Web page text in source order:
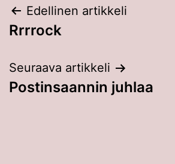
Artikkelien
selaus
Edellinen artikkeli
Rrrrock
Seuraava artikkeli
Postinsaannin juhlaa